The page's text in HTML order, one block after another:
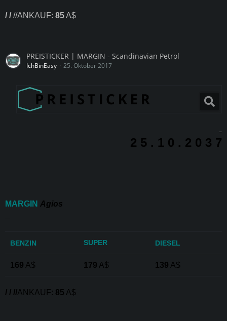
/ ///ANKAUF: 85A$
PREISTICKER | MARGIN - Scandinavian Petrol
IchBinEasy 25. Oktober 2017
2 5 . 1 0 . 2 0 3 7
MARGIN Agios
BENZIN SUPER DIESEL
169 A$ 179 A$ 139 A$
/ / //ANKAUF: 85 A$